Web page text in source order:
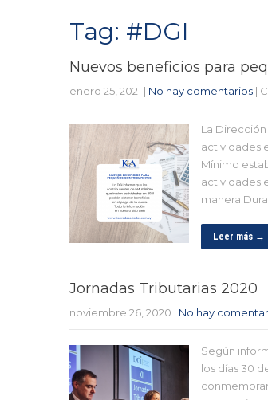
Tag: #DGI
Nuevos beneficios para
enero 25, 2021 | No hay comentarios |
La
actividades
Mínimo
actividades
Leer más →
Jornadas Tributarias 2020
noviembre 26, 2020 | No hay
Según
los días 30